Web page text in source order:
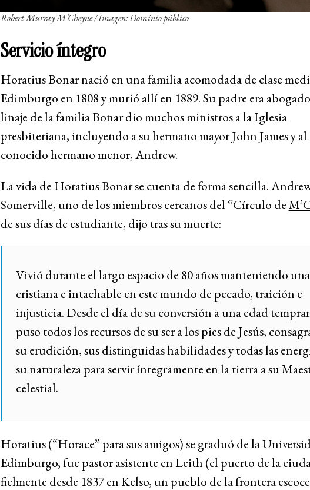
Robert Murray M’Cheyne / Imagen: Dominio público
Servicio íntegro
Horatius Bonar nació en una familia acomodada de clase
Edimburgo en 1808 y murió allí en 1889. Su padre era
linaje de la familia Bonar dio muchos ministros a la Iglesia
presbiteriana, incluyendo a su hermano mayor John James y al
conocido hermano menor, Andrew.
La vida de Horatius Bonar se cuenta de forma sencilla.
Somerville, uno de los miembros cercanos del “Círculo de
de sus días de estudiante, dijo tras su muerte:
Vivió durante el largo espacio de 80 años manteniendo
cristiana e intachable en este mundo de pecado, traición e
injusticia. Desde el día de su conversión a una edad
puso todos los recursos de su ser a los pies de Jesús,
su erudición, sus distinguidas habilidades y todas las
su naturaleza para servir íntegramente en la tierra a su
celestial.
Horatius (“Horace” para sus amigos) se graduó de la
Edimburgo, fue pastor asistente en Leith (el puerto de la
fielmente desde 1837 en Kelso, un pueblo de la frontera